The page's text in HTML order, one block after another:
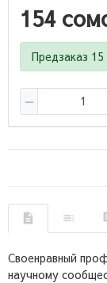
154
Предзаказ 15
Своенравный
научному